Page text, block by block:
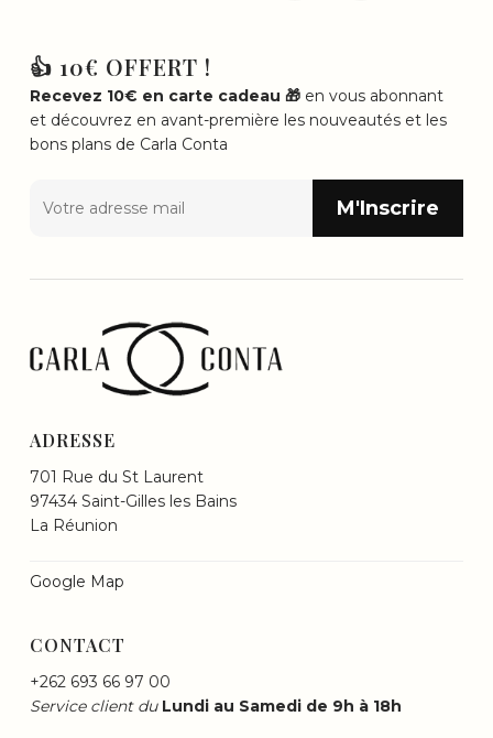
👍 10€ OFFERT !
Recevez 10€ en carte cadeau 🎁en vous abonnant
et découvrez en avant-première les nouveautés et les
bons plans de Carla Conta
ADRESSE
701 Rue du St Laurent
97434 Saint-Gilles les Bains
La Réunion
Google Map
CONTACT
+262 693 66 97 00
Service client du Lundi au Samedi de 9h à 18h